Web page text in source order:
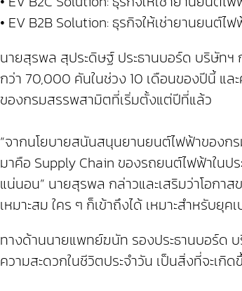
• EV B2B Solution: ธุรกิจให้เช่ายานยนต์
นายสุรพล สุประดิษฐ์ ประธานบอร์ด บริษัทฯ
กว่า 70,000 คันในช่วง 10 เดือนของปีนี้ แ
ของกรมสรรพสามิตที่เริ่มตั้งแต่ปีที่แล้ว
“จากนโยบายสนันสนุนยานยนต์ไฟฟ้าของก
มาคือ Supply Chain ของรถยนต์ไฟฟ้าในป
แน่นอน” นายสุรพล กล่าวและเสริมว่าโอกา
เหมาะสม ใคร ๆ ก็เข้าถึงได้ เหมาะสำหรับ
ทางด้านนายแพทย์ฆนัท รองประธานบอร์ด
ความสะดวกในชีวิตประจำวัน เป็นสิ่งที่จะเ